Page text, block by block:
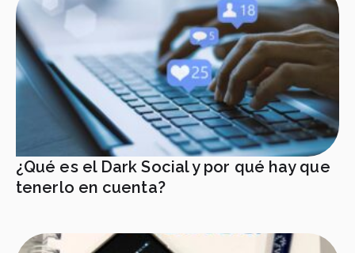
¿Qué es el Dark Social y por qué hay que
tenerlo en cuenta?